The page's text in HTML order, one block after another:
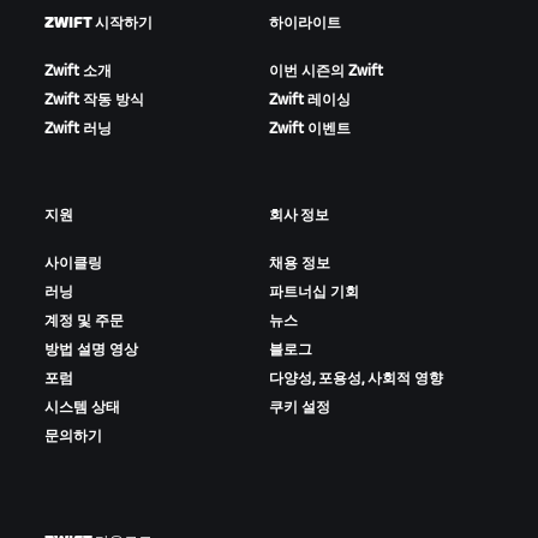
ZWIFT 시작하기
Zwift 소개
Zwift 작동 방식
Zwift 러닝
하이라이트
이번 시즌의 Zwift
Zwift 레이싱
Zwift 이벤트
지원
사이클링
러닝
계정 및 주문
방법 설명 영상
포럼
시스템 상태
문의하기
회사 정보
채용 정보
파트너십 기회
뉴스
블로그
다양성, 포용성, 사회적 영향
쿠키 설정